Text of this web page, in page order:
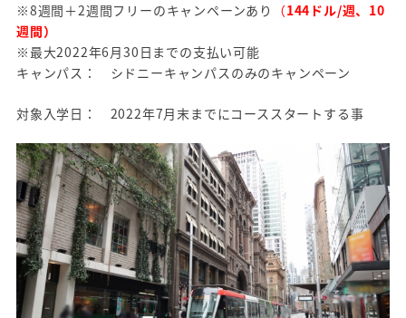
※8週間＋2週間フリーのキャンペーンあり
（144ドル/週、10
週間）
※最大2022年6月30日までの支払い可能
キャンパス： シドニーキャンパスのみのキャンペーン
対象入学日： 2022年7月末までにコーススタートする事